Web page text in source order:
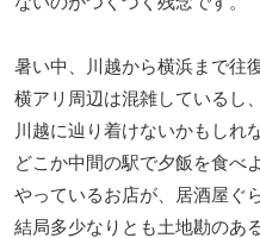
暑い中、川越から横浜まで往復
横アリ周辺は混雑しているし
川越に辿り着けないかもしれ
どこか中間の駅で夕飯を食べ
やっているお店が、居酒屋ぐ
結局多少なりとも土地勘のあ